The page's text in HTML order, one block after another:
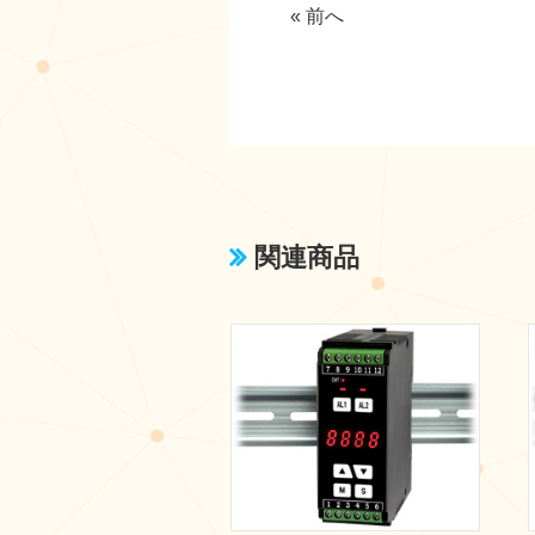
« 前へ
関連商品